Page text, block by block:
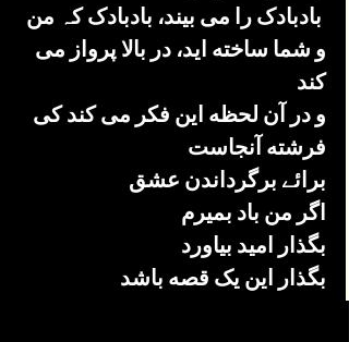
بادبادک را می بیند، بادبادک کہ من
و شما ساخته اید، در بالا پرواز می
کند
و در آن لحظه این فکر می کند کی
فرشته آنجاست
برائے برگرداندن عشق
اگر من باد بمیرم
بگذار امید بیاورد
بگذار این یک قصه باشد